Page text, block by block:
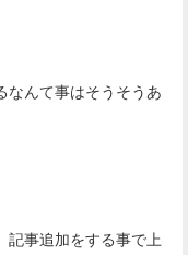
なんて事はそうそうあ
記事追加をする事で上